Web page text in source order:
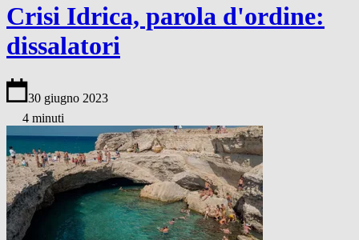
Crisi Idrica, parola d'ordine:
dissalatori
30 giugno 2023
4 minuti